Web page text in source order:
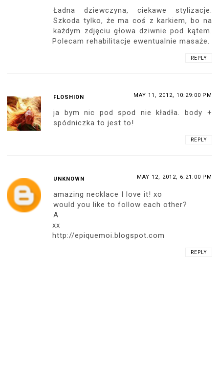
Ładna dziewczyna, ciekawe stylizacje.
Szkoda tylko, że ma coś z karkiem, bo na
każdym zdjęciu głowa dziwnie pod kątem.
Polecam rehabilitacje ewentualnie masaże.
REPLY
FLOSHION MAY 11, 2012, 10:29:00 PM
ja bym nic pod spod nie kładła. body +
spódniczka to jest to!
REPLY
UNKNOWN MAY 12, 2012, 6:21:00 PM
amazing necklace I love it! xo
would you like to follow each other?
A
xx
http://epiquemoi.blogspot.com
REPLY